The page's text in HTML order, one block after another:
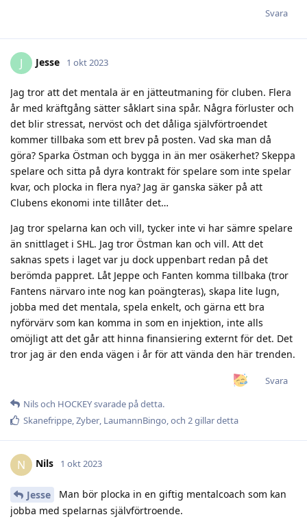
Svara
J Jesse 1 okt 2023
Jag tror att det mentala är en jätteutmaning för cluben. Flera
år med kräftgång sätter såklart sina spår. Några förluster och
det blir stressat, nervöst och det dåliga självförtroendet
kommer tillbaka som ett brev på posten. Vad ska man då
göra? Sparka Östman och bygga in än mer osäkerhet? Skeppa
spelare och sitta på dyra kontrakt för spelare som inte spelar
kvar, och plocka in flera nya? Jag är ganska säker på att
Clubens ekonomi inte tillåter det…
Jag tror spelarna kan och vill, tycker inte vi har sämre spelare
än snittlaget i SHL. Jag tror Östman kan och vill. Att det
saknas spets i laget var ju dock uppenbart redan på det
berömda pappret. Låt Jeppe och Fanten komma tillbaka (tror
Fantens närvaro inte nog kan poängteras), skapa lite lugn,
jobba med det mentala, spela enkelt, och gärna ett bra
nyförvärv som kan komma in som en injektion, inte alls
omöjligt att det går att hinna finansiering externt för det. Det
tror jag är den enda vägen i år för att vända den här trenden.
Svara
Nilsoch HOCKEYsvarade på detta.
Skanefrippe Zyber LaumannBingo , och 2gillar detta
N Nils 1 okt 2023
Jesse
Man bör plocka in en giftig mentalcoach som kan
jobba med spelarnas självförtroende.